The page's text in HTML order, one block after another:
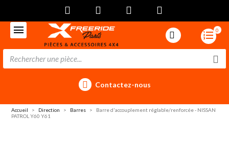
0
Contactez-nous
Accueil Direction Barres
Barre d'accouplement réglable/renforcée - NISSAN
PATROL Y60 Y61